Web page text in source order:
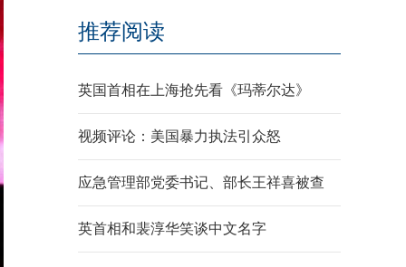
推荐阅读
英国首相在上海抢先看《玛蒂尔达》
视频评论：美国暴力执法引众怒
应急管理部党委书记、部长王祥喜被查
英首相和裴淳华笑谈中文名字